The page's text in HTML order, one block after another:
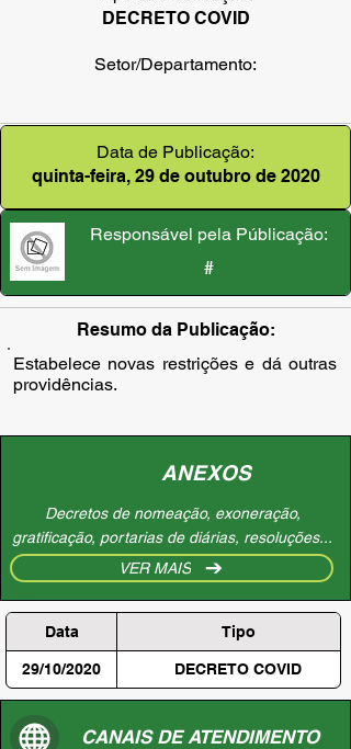
DECRETO COVID
Setor/Departamento:
Data de Publicação:
quinta-feira, 29 de outubro de 2020
Responsável pela Públicação:
#
Resumo da Publicação:
Estabelece novas restrições e dá outras
providências.
ANEXOS
Decretos de nomeação, exoneração,
gratificação, portarias de diárias, resoluções...
VER MAIS
Data Tipo
29/10/2020 DECRETO COVID
CANAIS DE ATENDIMENTO